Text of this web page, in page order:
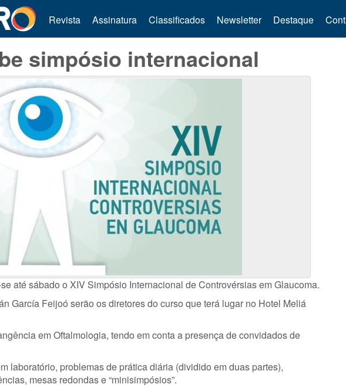
Revista Assinatura Classificados Newsletter Destaque
simpósio internacional
até sábado o XIV Simpósio Internacional de Controvérsias em Glaucoma.
García Feijoó serão os diretores do curso que terá lugar no Hotel Meliá
em Oftalmologia, tendo em conta a presença de convidados de
laboratório, problemas de prática diária (dividido em duas partes),
mesas redondas e “minisimpósios”.